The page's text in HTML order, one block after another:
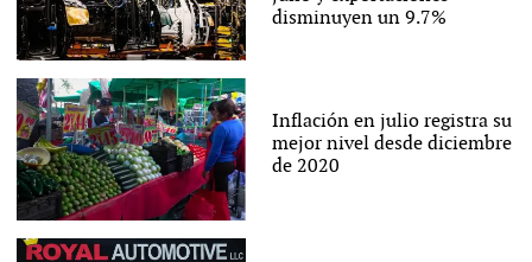
disminuyen un 9.7%
Inflación en julio registra su
mejor nivel desde diciembre
de 2020